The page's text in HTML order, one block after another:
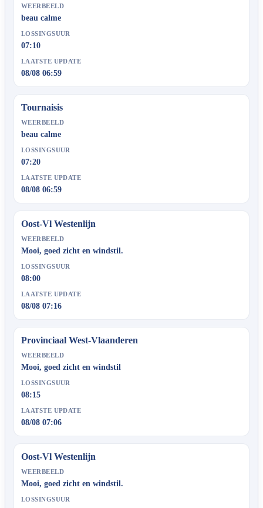
WEERBEELD
beau calme
LOSSINGSUUR
07:10
LAATSTE UPDATE
08/08 06:59
Tournaisis
WEERBEELD
beau calme
LOSSINGSUUR
07:20
LAATSTE UPDATE
08/08 06:59
Oost-Vl Westenlijn
WEERBEELD
Mooi, goed zicht en windstil.
LOSSINGSUUR
08:00
LAATSTE UPDATE
08/08 07:16
Provinciaal West-Vlaanderen
WEERBEELD
Mooi, goed zicht en windstil
LOSSINGSUUR
08:15
LAATSTE UPDATE
08/08 07:06
Oost-Vl Westenlijn
WEERBEELD
Mooi, goed zicht en windstil.
LOSSINGSUUR